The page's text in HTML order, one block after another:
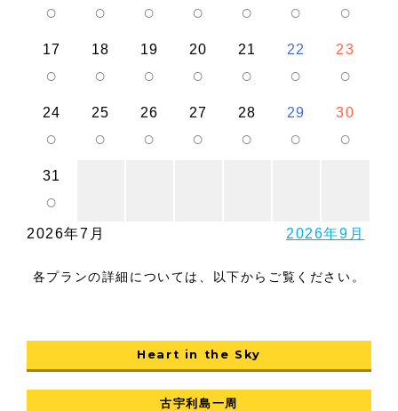
○ ○ ○ ○ ○ ○ ○
17
○
18
○
19
○
20
○
21
○
22
○
23
○
24
○
25
○
26
○
27
○
28
○
29
○
30
○
31
○
2026年7月 2026年9月
各プランの詳細については、以下からご覧ください。
Heart in the Sky
古宇利島一周